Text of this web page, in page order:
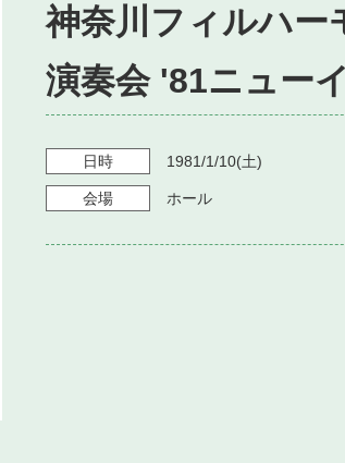
神奈川フィルハー
演奏会 '81ニュー
日時 1981/1/10(土)
会場 ホール